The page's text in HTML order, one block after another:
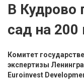
В Кудрово
сад на 200
Комитет
экспертизы
Euroinvest